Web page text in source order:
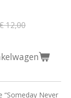
12,00
“Someday Never